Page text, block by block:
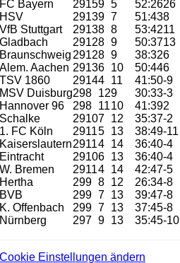
FC Bayern 29159 5 52:2626
HSV 29139 7 51:438
VfB Stuttgart 29138 8 53:4211
Gladbach 29128 9 50:3713
Braunschweig 29128 9 38:326
Alem. Aachen 29136 10 50:446
TSV 1860 29144 11 41:50-9
MSV Duisburg298 129 30:33-3
Hannover 96 298 1110 41:392
Schalke 29107 12 35:37-2
1. FC Köln 29115 13 38:49-11
Kaiserslautern29114 14 36:40-4
Eintracht 29106 13 36:40-4
W. Bremen 29114 14 42:47-5
Hertha 299 8 12 26:34-8
BVB 299 7 13 39:47-8
K. Offenbach 299 7 13 37:45-8
Nürnberg 297 9 13 35:45-10
Cookie Einstellungen ändern